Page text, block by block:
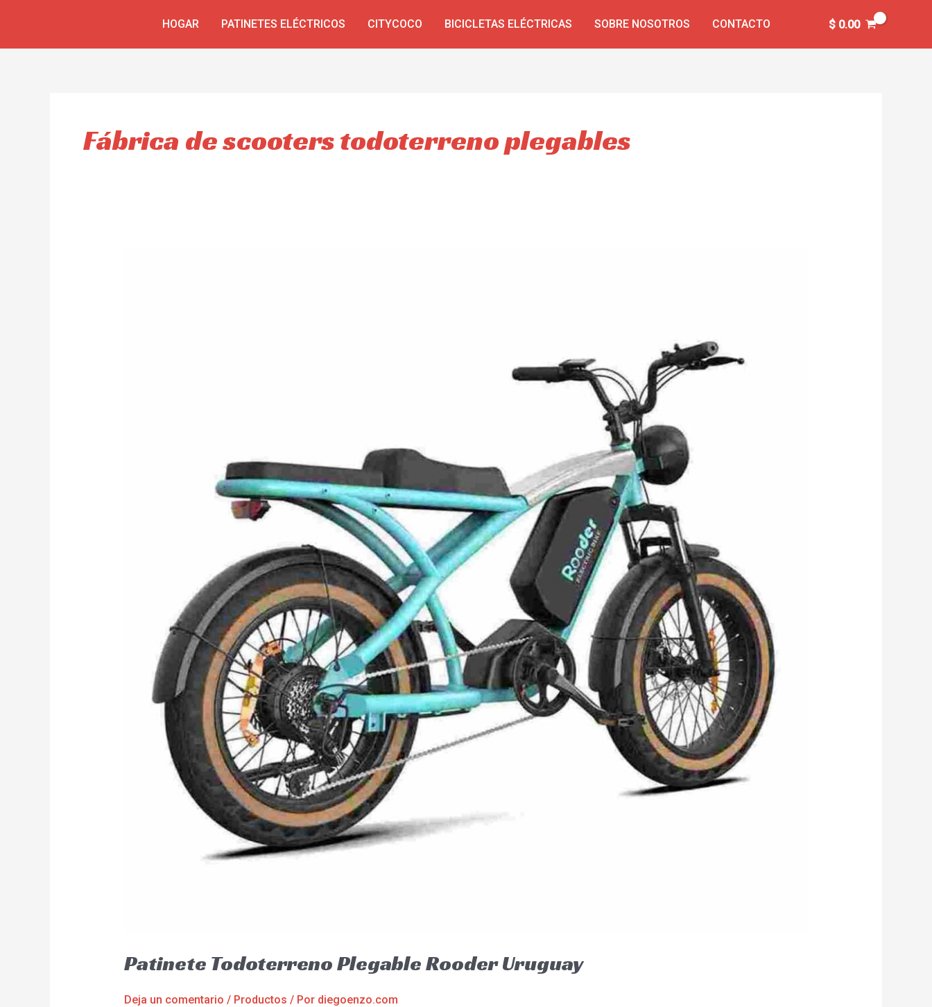
HOGAR PATINETES ELÉCTRICOS CITYCOCO BICICLETAS ELÉCTRICAS SOBRE NOSOTROS CONTACTO $0.00
Fábrica de scooters todoterreno plegables
Patinete Todoterreno Plegable Rooder Uruguay
Deja un comentario / Productos / Por diegoenzo.com